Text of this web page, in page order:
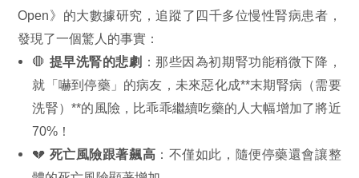
Open》的大數據研究，追蹤了四千多位慢性腎病患者，
發現了一個驚人的事實：
🛑 提早洗腎的悲劇
：那些因為初期腎功能稍微下降，
就「嚇到停藥」的病友，未來惡化成**末期腎病（需要
洗腎）**的風險，比乖乖繼續吃藥的人大幅增加了將近
70%！
💔 死亡風險跟著飆高 ：不僅如此，隨便停藥還會讓整